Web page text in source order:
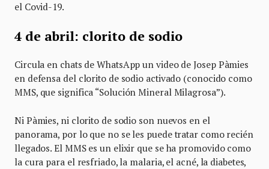
el Covid-19.
4 de abril: clorito de sodio
Circula en chats de WhatsApp un video de Josep Pàmies
en defensa del clorito de sodio activado (conocido como
MMS, que significa “Solución Mineral Milagrosa”).
Ni Pàmies, ni clorito de sodio son nuevos en el
panorama, por lo que no se les puede tratar como recién
llegados. El MMS es un elixir que se ha promovido como
la cura para el resfriado, la malaria, el acné, la diabetes,